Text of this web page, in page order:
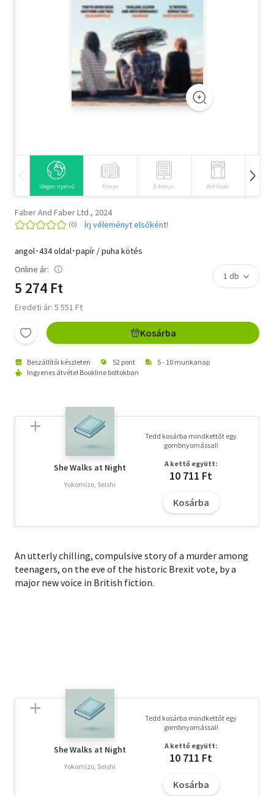
Szótár, nyelvkönyv
Tankönyv, segédkönyv
Társadalomtudomány
Természettudomány
Vallás
Idegen nyelvű Könyv E-könyv Antikvár
Faber And Faber Ltd., 2024
Írj véleményt elsőként!
angol･434 oldal･papír / puha kötés
Online ár:
5 274 Ft
Eredeti ár: 5 551 Ft
Kosárba
Beszállítói készleten 52 pont
5 - 10 munkanap
Ingyenes átvétel Bookline boltokban
She Walks at Night
Yokomizo, Seishi
Tedd kosárba mindkettőt egy
gombnyomással!
A kettő együtt:
10 711 Ft
Kosárba
An utterly chilling, compulsive story of a murder among
teenagers, on the eve of the historic Brexit vote, by a
major new voice in British fiction.
She Walks at Night
Yokomizo, Seishi
Tedd kosárba mindkettőt egy
gombnyomással!
A kettő együtt:
10 711 Ft
Kosárba